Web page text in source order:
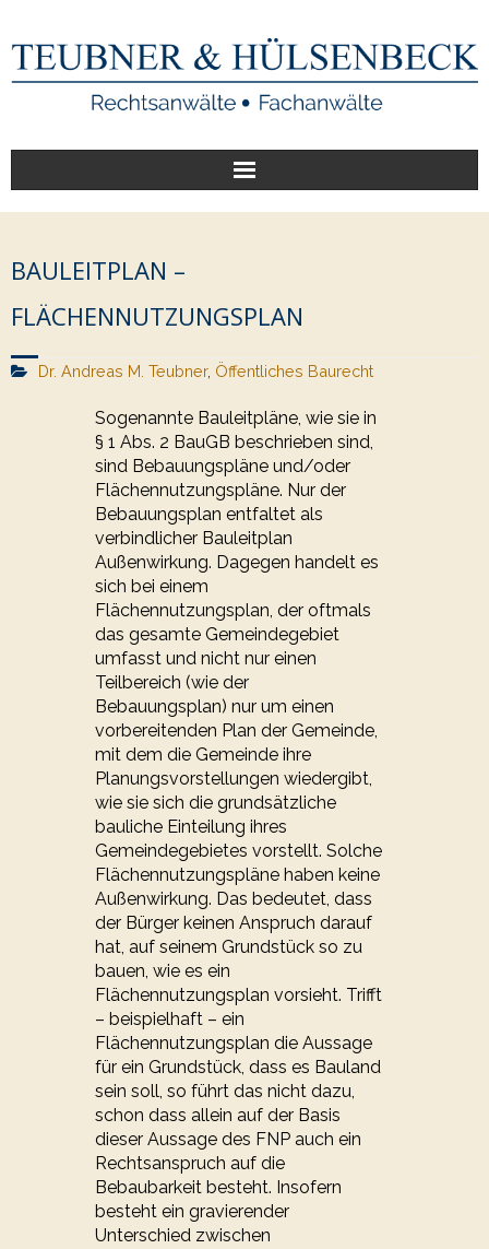
Start
Unsere Leistungen
Veröffentlichungen
Über uns
BAULEITPLAN –
FLÄCHENNUTZUNGSPLAN
Dr. Andreas M. Teubner, Öffentliches Baurecht
Sogenannte Bauleitpläne, wie sie in
§ 1 Abs. 2 BauGB beschrieben sind,
sind Bebauungspläne und/oder
Flächennutzungspläne. Nur der
Bebauungsplan entfaltet als
verbindlicher Bauleitplan
Außenwirkung. Dagegen handelt es
sich bei einem
Flächennutzungsplan, der oftmals
das gesamte Gemeindegebiet
umfasst und nicht nur einen
Teilbereich (wie der
Bebauungsplan) nur um einen
vorbereitenden Plan der Gemeinde,
mit dem die Gemeinde ihre
Planungsvorstellungen wiedergibt,
wie sie sich die grundsätzliche
bauliche Einteilung ihres
Gemeindegebietes vorstellt. Solche
Flächennutzungspläne haben keine
Außenwirkung. Das bedeutet, dass
der Bürger keinen Anspruch darauf
hat, auf seinem Grundstück so zu
bauen, wie es ein
Flächennutzungsplan vorsieht. Trifft
– beispielhaft – ein
Flächennutzungsplan die Aussage
für ein Grundstück, dass es Bauland
sein soll, so führt das nicht dazu,
schon dass allein auf der Basis
dieser Aussage des FNP auch ein
Rechtsanspruch auf die
Bebaubarkeit besteht. Insofern
besteht ein gravierender
Unterschied zwischen